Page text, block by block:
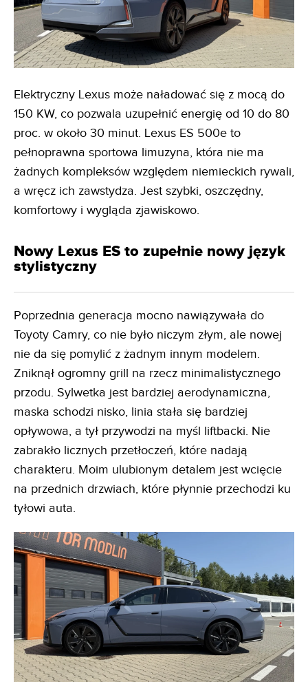
Elektryczny Lexus może naładować się z mocą do
150 KW, co pozwala uzupełnić energię od 10 do 80
proc. w około 30 minut. Lexus ES 500e to
pełnoprawna sportowa limuzyna, która nie ma
żadnych kompleksów względem niemieckich rywali,
a wręcz ich zawstydza. Jest szybki, oszczędny,
komfortowy i wygląda zjawiskowo.
Nowy Lexus ES to zupełnie nowy język
stylistyczny
Poprzednia generacja mocno nawiązywała do
Toyoty Camry, co nie było niczym złym, ale nowej
nie da się pomylić z żadnym innym modelem.
Zniknął ogromny grill na rzecz minimalistycznego
przodu. Sylwetka jest bardziej aerodynamiczna,
maska schodzi nisko, linia stała się bardziej
opływowa, a tył przywodzi na myśl liftbacki. Nie
zabrakło licznych przetłoczeń, które nadają
charakteru. Moim ulubionym detalem jest wcięcie
na przednich drzwiach, które płynnie przechodzi ku
tyłowi auta.